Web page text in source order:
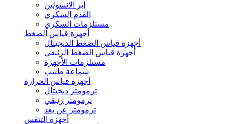
إبر الانسولين
القدم السكري
مستلزمات السكري
أجهزة قياس الضغط
أجهزة قياس الضغط الديجيتال
أجهزة قياس الضغط الزئبقي
مستلزمات الأجهزة
سماعة طبيب
أجهزة قياس الحرارة
ترمومتر ديجيتال
ترمومتر زئبقي
ترمومتر عن بعد
أجهزة التنفس